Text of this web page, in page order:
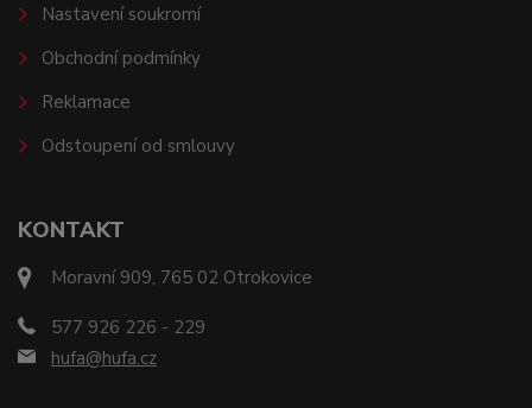
KONTAKT
Moravní 909, 765 02 Otrokovice
577 926 226 - 229
hufa@hufa.cz
Nastavení soukromí
Obchodní podmínky
Reklamace
Odstoupení od smlouvy